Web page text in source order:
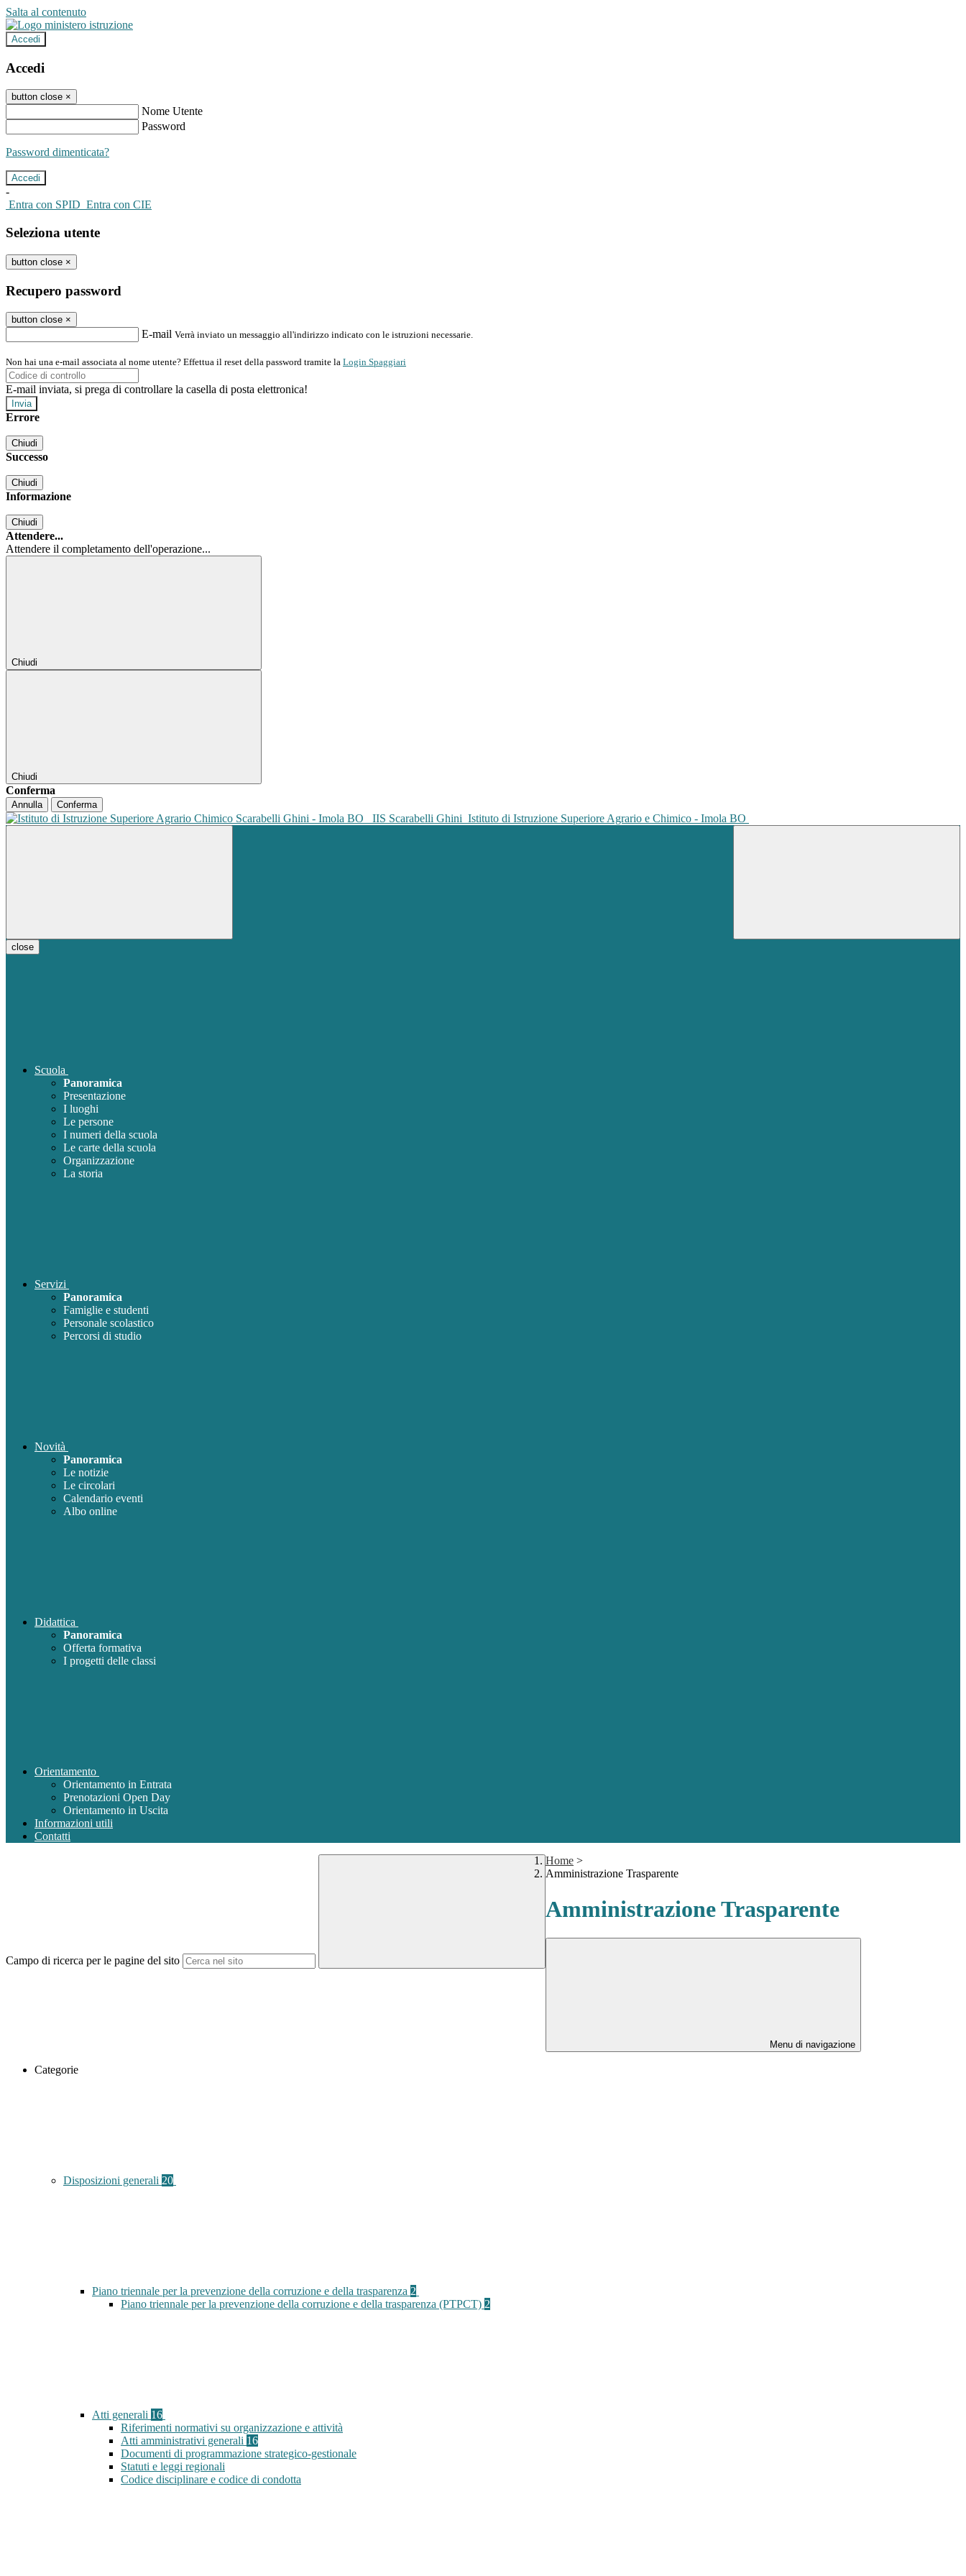
Salta al contenuto
Accedi
Accedi
button close ×
Nome Utente
Password
Password dimenticata?
-
Entra con SPID Entra con CIE
Seleziona utente
button close ×
Recupero password
button close ×
E-mail Verrà inviato un messaggio all'indirizzo indicato con le istruzioni necessarie.
Non hai una e-mail associata al nome utente? Effettua il reset della password tramite la Login Spaggiari
E-mail inviata, si prega di controllare la casella di posta elettronica!
Errore
Chiudi
Successo
Chiudi
Informazione
Chiudi
Attendere...
Attendere il completamento dell'operazione...
Chiudi
Chiudi
Conferma
Annulla Conferma
IIS Scarabelli Ghini Istituto di Istruzione Superiore Agrario e Chimico - Imola BO
close
Scuola
Panoramica
Presentazione
I luoghi
Le persone
I numeri della scuola
Le carte della scuola
Organizzazione
La storia
Servizi
Panoramica
Famiglie e studenti
Personale scolastico
Percorsi di studio
Novità
Panoramica
Le notizie
Le circolari
Calendario eventi
Albo online
Didattica
Panoramica
Offerta formativa
I progetti delle classi
Orientamento
Orientamento in Entrata
Prenotazioni Open Day
Orientamento in Uscita
Informazioni utili
Contatti
Campo di ricerca per le pagine del sito
Home >
Amministrazione Trasparente
Amministrazione Trasparente
Menu di navigazione
Categorie
Disposizioni generali 20
Piano triennale per la prevenzione della corruzione e della trasparenza 2
Piano triennale per la prevenzione della corruzione e della trasparenza (PTPCT) 2
Atti generali 16
Riferimenti normativi su organizzazione e attività
Atti amministrativi generali 16
Documenti di programmazione strategico-gestionale
Statuti e leggi regionali
Codice disciplinare e codice di condotta